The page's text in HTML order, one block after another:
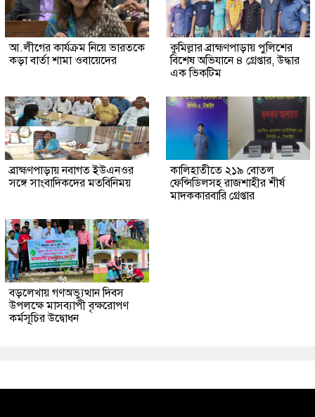
আ.লীগের কার্যক্রম নিয়ে ভারতকে
কড়া বার্তা শামা ওবায়েদের
কুমিল্লার ব্রাহ্মণপাড়ায় পুলিশের
বিশেষ অভিযানে ৪ গ্রেপ্তার, উদ্ধার
এক ভিকটিম
ব্রাহ্মণপাড়ায় নবাগত ইউএনওর
সঙ্গে সাংবাদিকদের মতবিনিময়
কালিহাতীতে ২১৯ বোতল
ফেন্সিডিলসহ রাজশাহীর শীর্ষ
মাদককারবারি গ্রেপ্তার
বড়লেখায় গণঅভ্যুত্থান দিবস
উপলক্ষে মাসব্যাপী বৃক্ষরোপণ
কর্মসূচির উদ্বোধন